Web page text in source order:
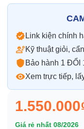
Link kiện chính
Kỹ thuật giỏi,
Bảo hành 1 ĐỔI
Xem trực tiếp,
Giá rẻ nhất 08/2026